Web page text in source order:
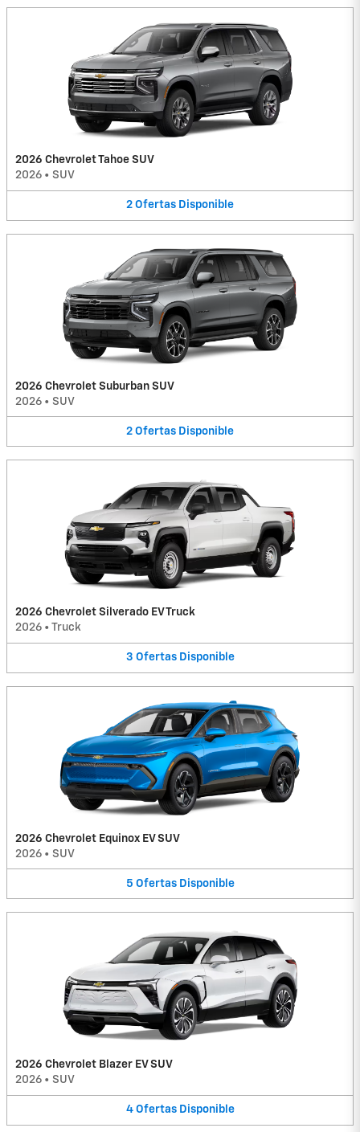
2026 Chevrolet Tahoe SUV
2026 • SUV
2 Ofertas Disponible
2026 Chevrolet Suburban SUV
2026 • SUV
2 Ofertas Disponible
2026 Chevrolet Silverado EV Truck
2026 • Truck
3 Ofertas Disponible
2026 Chevrolet Equinox EV SUV
2026 • SUV
5 Ofertas Disponible
2026 Chevrolet Blazer EV SUV
2026 • SUV
4 Ofertas Disponible